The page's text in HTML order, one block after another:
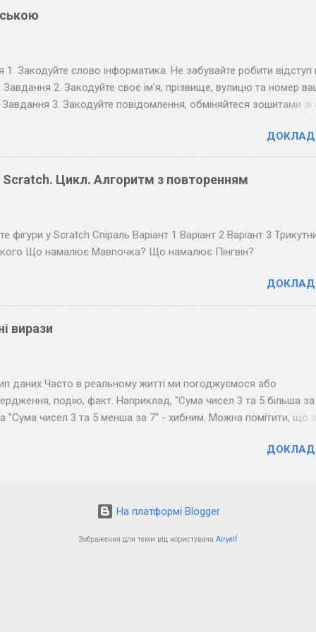
1. Закодуйте слово інформатика. Не забувайте робити відступ
Завдання 2. Закодуйте своє ім'я, прізвище, вулицю та номер
3. Закодуйте повідомлення, обміняйтеся зошитами зі
повідомлення. Завдання 4. Закодуйте повідомлення для
його коло дошки (крапка - короткий звук, тире - довгий,
буквами, ще довші між словами). Розкодуйте повідомлення
Scratch. Цикл. Алгоритм з повторенням
фігури у Scratch Спіраль Варіант 1 Варіант 2 Варіант 3
Що намалює Мавпочка? Що намалює Пінгвін?
вирази
даних Часто в реальному житті ми погоджуємося або
подію, факт. Наприклад, "Сума чисел 3 та 5 більша
"Сума чисел 3 та 5 менша за 7" - хибним. Можна помітити, що з
в програмуванні: якщо результатом обчислення
два можливих значення: True ( правда ) - 1 і False ( неправда
бути результатом логічних виразів. Логічні оператори Говорячи
українською) ми позначаємо порівняння словами
На платформі Blogger
Зображення для теми від користувача Airyelf